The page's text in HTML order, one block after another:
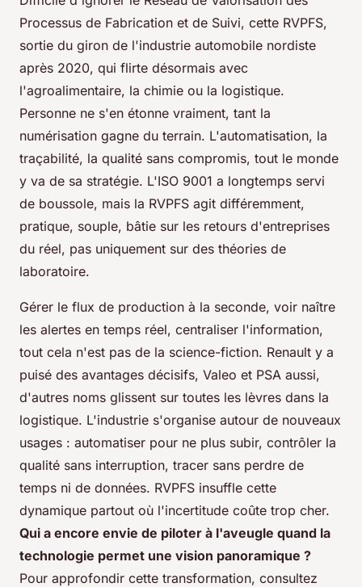
Processus de Fabrication et de Suivi, cette RVPFS,
sortie du giron de l'industrie automobile nordiste
après 2020, qui flirte désormais avec
l'agroalimentaire, la chimie ou la logistique.
Personne ne s'en étonne vraiment, tant la
numérisation gagne du terrain. L'automatisation, la
traçabilité, la qualité sans compromis, tout le monde
y va de sa stratégie. L'ISO 9001 a longtemps servi
de boussole, mais la RVPFS agit différemment,
pratique, souple, bâtie sur les retours d'entreprises
du réel, pas uniquement sur des théories de
laboratoire.
Gérer le flux de production à la seconde, voir naître
les alertes en temps réel, centraliser l'information,
tout cela n'est pas de la science-fiction. Renault y a
puisé des avantages décisifs, Valeo et PSA aussi,
d'autres noms glissent sur toutes les lèvres dans la
logistique. L'industrie s'organise autour de nouveaux
usages : automatiser pour ne plus subir, contrôler la
qualité sans interruption, tracer sans perdre de
temps ni de données. RVPFS insuffle cette
dynamique partout où l'incertitude coûte trop cher.
Qui a encore envie de piloter à l'aveugle quand la
technologie permet une vision panoramique ?
Pour approfondir cette transformation, consultez